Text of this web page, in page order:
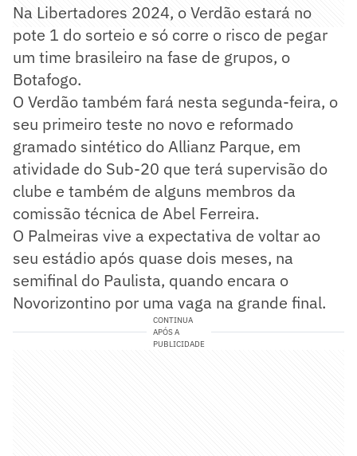
Na Libertadores 2024, o Verdão estará no
pote 1 do sorteio e só corre o risco de pegar
um time brasileiro na fase de grupos, o
Botafogo.
O Verdão também fará nesta segunda-feira, o
seu primeiro teste no novo e reformado
gramado sintético do Allianz Parque, em
atividade do Sub-20 que terá supervisão do
clube e também de alguns membros da
comissão técnica de Abel Ferreira.
O Palmeiras vive a expectativa de voltar ao
seu estádio após quase dois meses, na
semifinal do Paulista, quando encara o
Novorizontino por uma vaga na grande final.
CONTINUA
APÓS A
PUBLICIDADE